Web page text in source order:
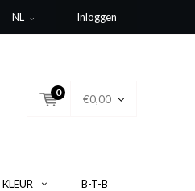
NL Inloggen
0
€0,00
KLEUR B-T-B